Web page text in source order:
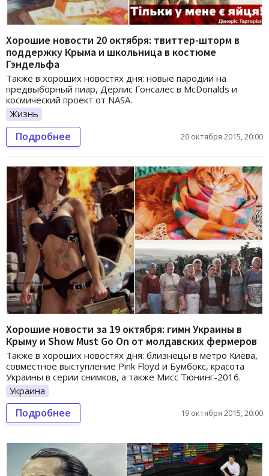
Хорошие новости 20 октября: твиттер-шторм в
поддержку Крыма и школьница в костюме
Гэндельфа
Также в хороших новостях дня: новые пародии на
предвыборный пиар, Дерлис Гонсалес в McDonalds и
космический проект от NASA.
Жизнь
Подробнее 20 октября 2015, 20:00
Хорошие новости за 19 октября: гимн Украины в
Крыму и Show Must Go On от молдавских фермеров
Также в хороших новостях дня: близнецы в метро Киева,
совместное выступление Pink Floyd и Бумбокс, красота
Украины в серии снимков, а также Мисс Тюнинг-2016.
Украина
Подробнее 19 октября 2015, 20:00